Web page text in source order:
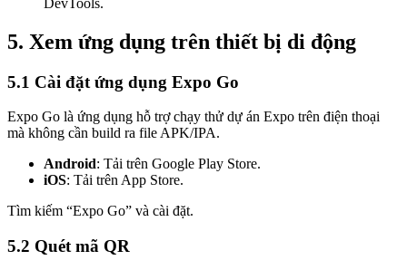
5. Xem ứng dụng trên thiết bị di động
5.1 Cài đặt ứng dụng Expo Go
Expo Go là ứng dụng hỗ trợ chạy thử dự án Expo trên điện thoại
mà không cần build ra file APK/IPA.
Android: Tải trên Google Play Store.
iOS: Tải trên App Store.
Tìm kiếm “Expo Go” và cài đặt.
5.2 Quét mã QR